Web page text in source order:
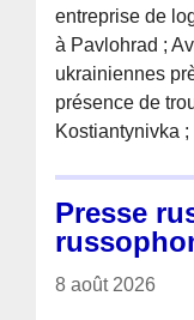
entreprise de
à Pavlohrad ;
ukrainiennes
présence de
Kostiantynivka
Presse
8 août 2026